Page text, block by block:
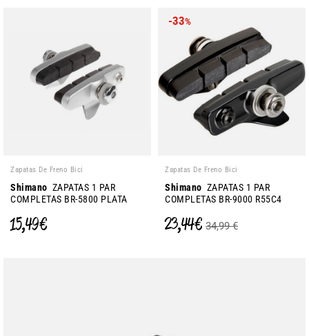
Zapatas De Freno Bici
Shimano ZAPATAS 1 PAR
COMPLETAS BR-5800 PLATA
15,49 €
-33%
Zapatas De Freno Bici
Shimano ZAPATAS 1 PAR
COMPLETAS BR-9000 R55C4
23,44 € 34,99 €